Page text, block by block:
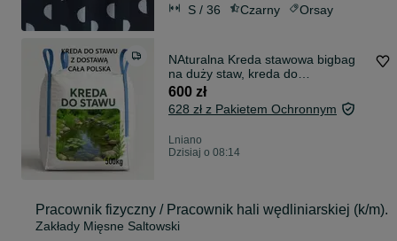
S / 36 Czarny Orsay
NAturalna Kreda stawowa bigbag
na duży staw, kreda do
odkwaszania stawu 500kg, kreda
bezpieczna dla ryb, redukuje glony,
zapewnia przejrzystość wody
600 zł
628 zł z Pakietem Ochronnym
Lniano
Dzisiaj o 08:14
Pracownik fizyczny / Pracownik hali wędliniarskiej (k/m).
Zakłady Mięsne Saltowski